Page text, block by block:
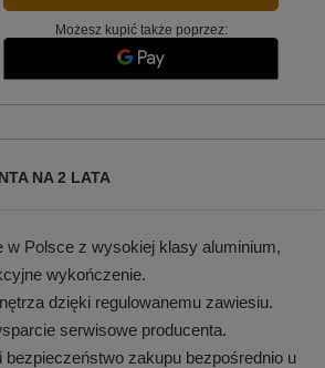
Możesz kupić także poprzez:
NA 2 LATA
w Polsce z wysokiej klasy aluminium,
wykończenie.
dzięki regulowanemu zawiesiu.
serwisowe producenta.
zakupu bezpośrednio u